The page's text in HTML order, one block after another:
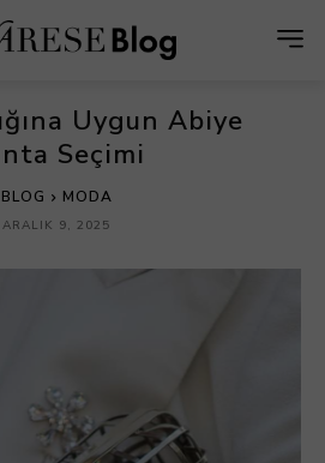
Uygun Abiye
Seçimi
BLOG MODA
ARALIK 9, 2025